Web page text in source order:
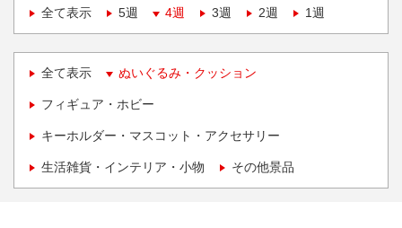
全て表示
5週 4週 3週 2週 1週
全て表示 ぬいぐるみ・クッション
フィギュア・ホビー
キーホルダー・マスコット・アクセサリー
生活雑貨・インテリア・小物 その他景品